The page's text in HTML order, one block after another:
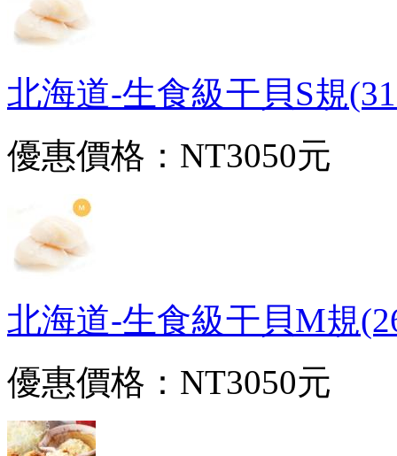
北海道-生食級干貝S規
優惠價格： NT3050元
北海道-生食級干貝M規
優惠價格： NT3050元